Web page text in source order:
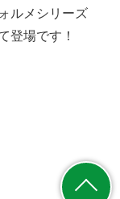
ルメシリーズ
登場です！